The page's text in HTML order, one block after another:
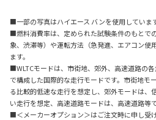
■一部の写真はハイエース バンを使用しています
■燃料消費率は、定められた試験条件のもとで
象、渋滞等）や運転方法（急発進、エアコン使
ます。
■WLTCモードは、市街地、郊外、高速道路の
で構成した国際的な走行モードです。市街地モ
る比較的低速な走行を想定し、郊外モードは、
い走行を想定、高速道路モードは、高速道路等
■＜メーカーオプション＞はご注文時に申し受